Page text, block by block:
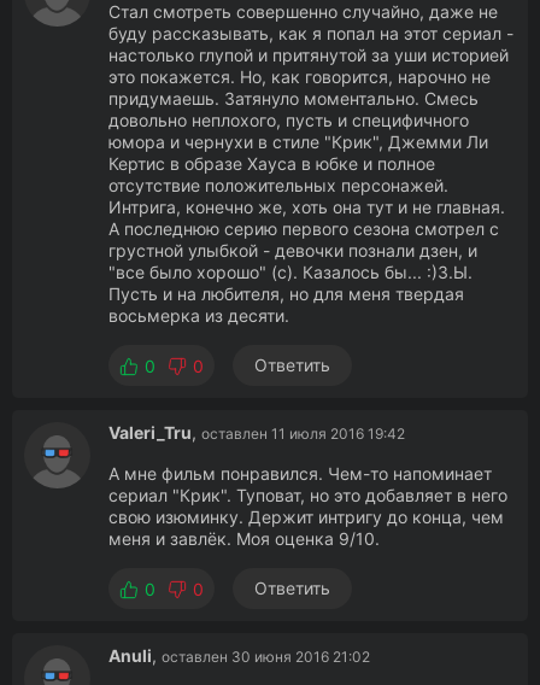
Стал смотреть совершенно случайно, даже не
буду рассказывать, как я попал на этот сериал -
настолько глупой и притянутой за уши историей
это покажется. Но, как говорится, нарочно не
придумаешь. Затянуло моментально. Смесь
довольно неплохого, пусть и специфичного
юмора и чернухи в стиле "Крик", Джемми Ли
Кертис в образе Хауса в юбке и полное
отсутствие положительных персонажей.
Интрига, конечно же, хоть она тут и не главная.
А последнюю серию первого сезона смотрел с
грустной улыбкой - девочки познали дзен, и
"все было хорошо" (с). Казалось бы... :)З.Ы.
Пусть и на любителя, но для меня твердая
восьмерка из десяти.
0 0 Ответить
Valeri_Tru, оставлен 11 июля 2016 19:42
А мне фильм понравился. Чем-то напоминает
сериал "Крик". Туповат, но это добавляет в него
свою изюминку. Держит интригу до конца, чем
меня и завлёк. Моя оценка 9/10.
0 0 Ответить
Anuli, оставлен 30 июня 2016 21:02